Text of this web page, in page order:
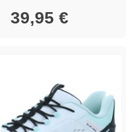
39,95 €